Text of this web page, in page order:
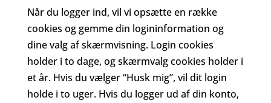
Når du logger ind, vil vi opsætte en række
cookies og gemme din logininformation og
dine valg af skærmvisning. Login cookies
holder i to dage, og skærmvalg cookies holder i
et år. Hvis du vælger “Husk mig”, vil dit login
holde i to uger. Hvis du logger ud af din konto,